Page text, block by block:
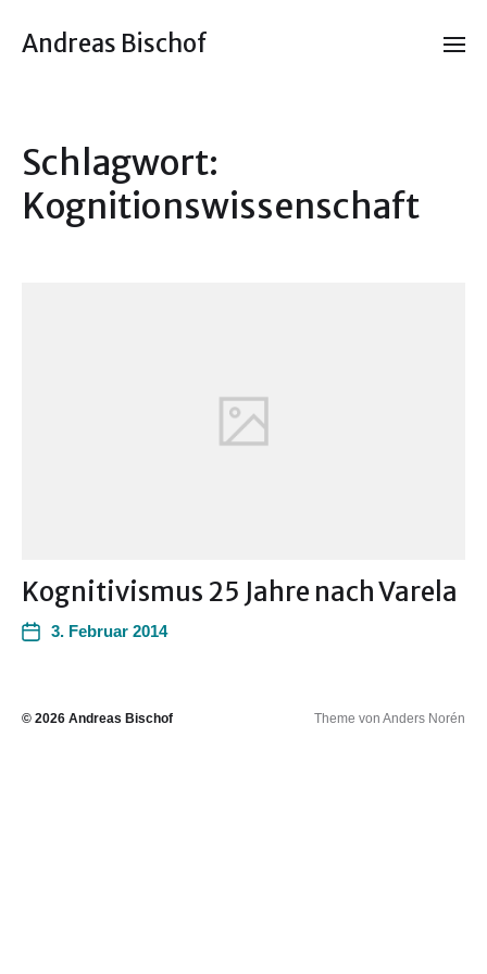
Andreas Bischof
Schlagwort:
Kognitionswissenschaft
Kognitivismus 25 Jahre nach Varela
3. Februar 2014
© 2026 Andreas Bischof Theme von Anders Norén